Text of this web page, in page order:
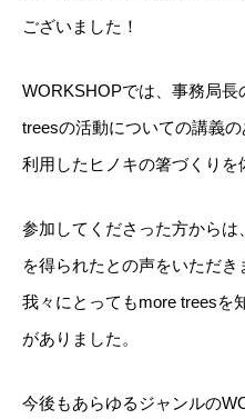
ございました！
WORKSHOPでは、事務局
treesの活動についての講義
利用したヒノキの箸づくりを
参加してくださった方から
を得られたとの声をいただき
我々にとってもmore treesを
がありました。
今後もあらゆるジャンルの